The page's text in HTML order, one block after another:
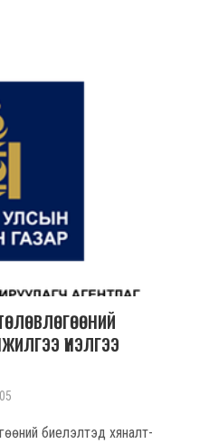
ҮНЭЛГЭЭ
биелэлтэд хяналт-